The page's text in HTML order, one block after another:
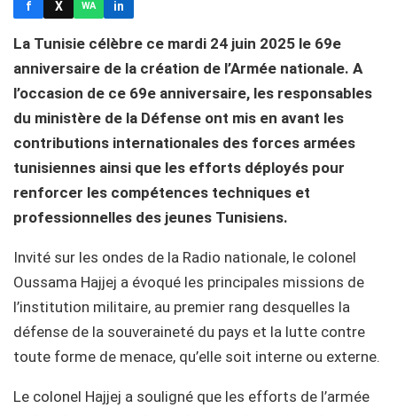
f X WA in
La Tunisie célèbre ce mardi 24 juin 2025 le 69e
anniversaire de la création de l’Armée nationale. A
l’occasion de ce 69e anniversaire, les responsables
du ministère de la Défense ont mis en avant les
contributions internationales des forces armées
tunisiennes ainsi que les efforts déployés pour
renforcer les compétences techniques et
professionnelles des jeunes Tunisiens.
Invité sur les ondes de la Radio nationale, le colonel
Oussama Hajjej a évoqué les principales missions de
l’institution militaire, au premier rang desquelles la
défense de la souveraineté du pays et la lutte contre
toute forme de menace, qu’elle soit interne ou externe.
Le colonel Hajjej a souligné que les efforts de l’armée